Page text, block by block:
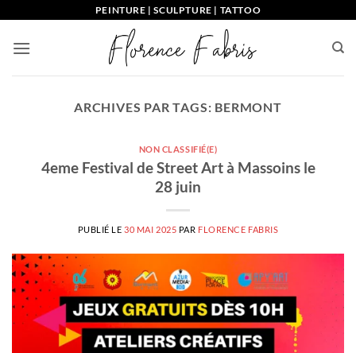
contenu
PEINTURE | SCULPTURE | TATTOO
ARCHIVES PAR TAGS: BERMONT
NON CLASSIFIÉ(E)
4eme Festival de Street Art à Massoins le
28 juin
PUBLIÉ LE 30 MAI 2025 PAR FLORENCE FABRIS